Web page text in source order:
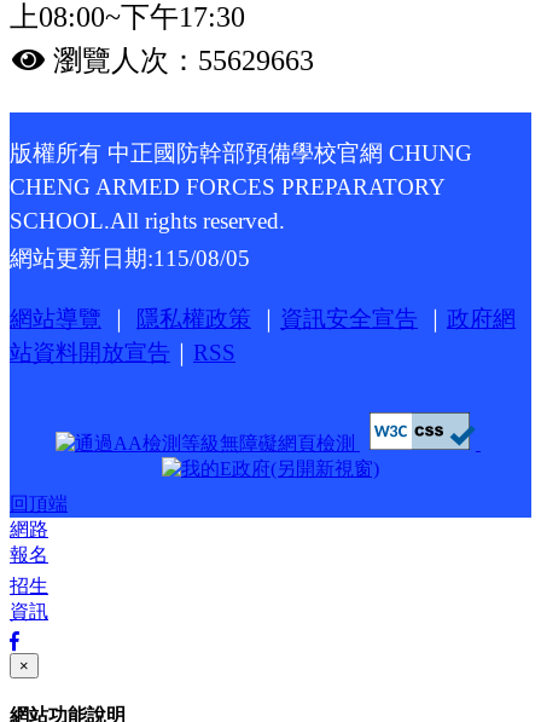
上08:00~下午17:30
瀏覽人次：55629663
版權所有 中正國防幹部預備學校官網 CHUNG
CHENG ARMED FORCES PREPARATORY
SCHOOL.All rights reserved.
網站更新日期:115/08/05
網站導覽 隱私權政策 資訊安全宣告
政府網
站資料開放宣告
RSS
回頂端
網路
報名
招生
資訊
×
網站功能說明